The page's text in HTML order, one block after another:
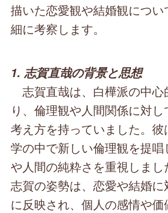
描いた恋愛観や結婚観につ
細に考察します。
1. 志賀直哉の背景と思想
志賀直哉は、白樺派の中心
り、倫理観や人間関係に対
考え方を持っていました。
学の中で新しい倫理観を提
や人間の純粋さを重視しま
志賀の姿勢は、恋愛や結婚
に反映され、個人の感情や